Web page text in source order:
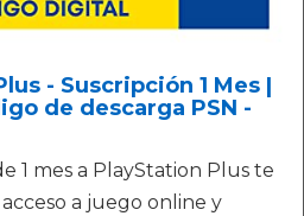
- Suscripción 1 Mes |
de descarga PSN -
1 mes a PlayStation Plus te
a juego online y